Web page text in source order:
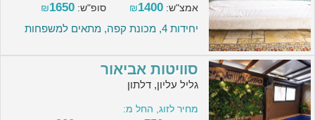
אמצ"ש:
₪1400 סופ"ש: ₪1650
יחידות 4, מכונת קפה, מתאים למשפחות
סוויטות אביאור
גליל עליון, דלתון
מחיר לזוג, החל מ: